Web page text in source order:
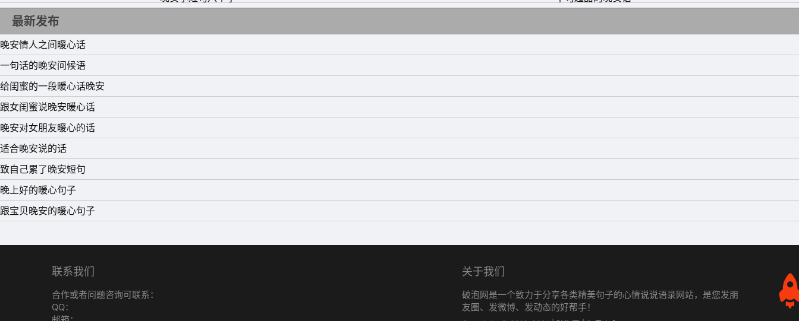
最新发布
晚安情人之间暖心话
一句话的晚安问候语
给闺蜜的一段暖心话晚安
跟女闺蜜说晚安暖心话
晚安对女朋友暖心的话
适合晚安说的话
致自己累了晚安短句
晚上好的暖心句子
跟宝贝晚安的暖心句子
联系我们
合作或者问题咨询可联系：
QQ：
关于我们
破泡网是一个致力于分享各类精美句子的心情说说语录网站，是您发朋
友圈、发微博、发动态的好帮手！